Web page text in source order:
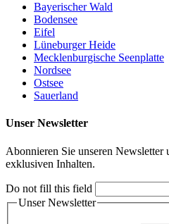
Bayerischer Wald
Bodensee
Eifel
Lüneburger Heide
Mecklenburgische Seenplatte
Nordsee
Ostsee
Sauerland
Unser Newsletter
Abonnieren Sie unseren Newsletter
exklusiven Inhalten.
Do not fill this field
Unser Newsletter